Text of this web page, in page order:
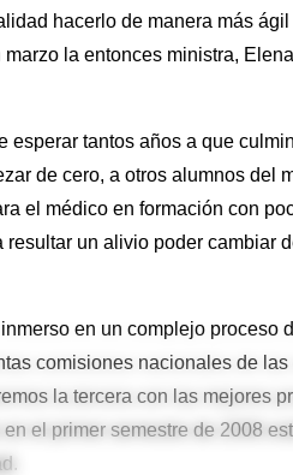
hacerlo de manera más
la entonces ministra,
tantos años a que
de cero, a otros alumnos del
el médico en formación con
un alivio poder cambiar
en un complejo proceso
comisiones nacionales de
la tercera con las mejores
el primer semestre de 2008